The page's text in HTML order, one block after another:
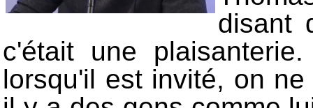
disant
c'était une
lorsqu'il est invité, on